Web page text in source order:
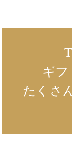
ギ
たくさ